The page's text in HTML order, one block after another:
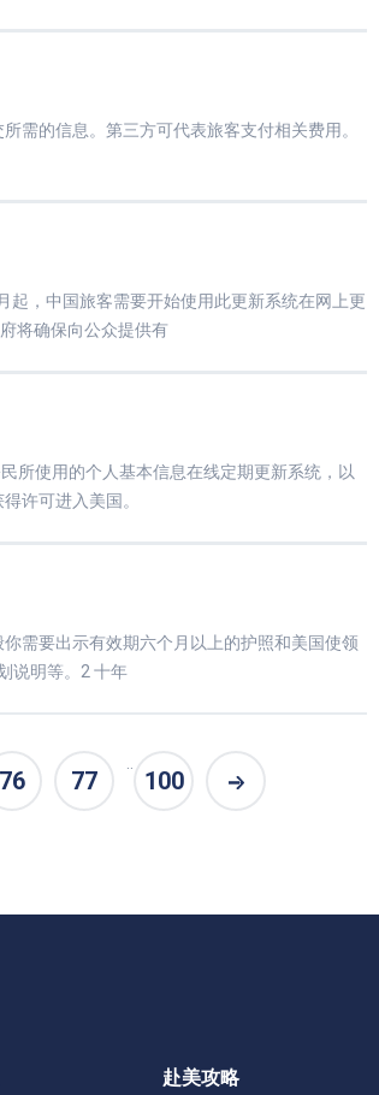
需的信息。第三方可代表旅客支付相关费用。
起，中国旅客需要开始使用此更新系统在网上更
将确保向公众提供有
所使用的个人基本信息在线定期更新系统，以
许可进入美国。
需要出示有效期六个月以上的护照和美国使领
说明等。2 十年
76 77 100
赴美攻略